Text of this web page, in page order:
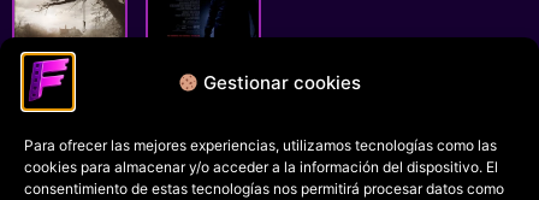
Gestionar cookies
Para ofrecer las mejores experiencias, utilizamos tecnologías como las
cookies para almacenar y/o acceder a la información del dispositivo. El
consentimiento de estas tecnologías nos permitirá procesar datos como
The Conjuring ATM
Política de privacidad
Términos y condiciones